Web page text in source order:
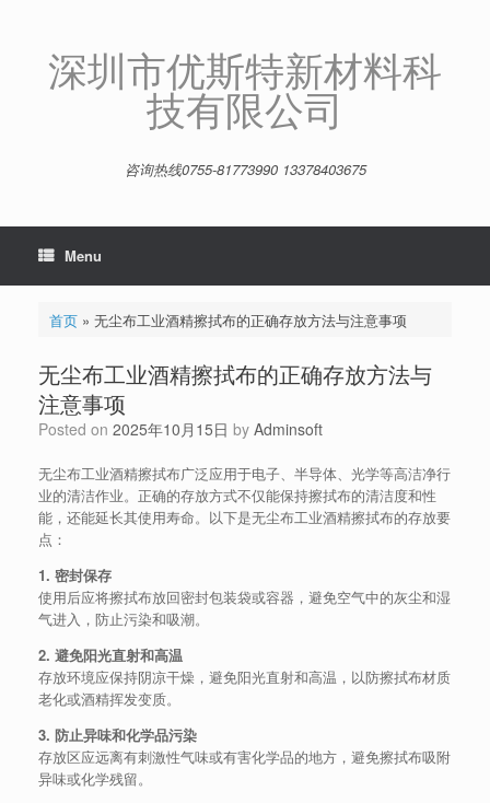
深圳市优斯特新材料科
技有限公司
咨询热线0755-81773990 13378403675
Menu
首页» 无尘布工业酒精擦拭布的正确存放方法与注意事项
无尘布工业酒精擦拭布的正确存放方法与
注意事项
Posted on 2025年10月15日 by Adminsoft
无尘布工业酒精擦拭布广泛应用于电子、半导体、光学等高洁净行
业的清洁作业。正确的存放方式不仅能保持擦拭布的清洁度和性
能，还能延长其使用寿命。以下是无尘布工业酒精擦拭布的存放要
点：
1. 密封保存
使用后应将擦拭布放回密封包装袋或容器，避免空气中的灰尘和湿
气进入，防止污染和吸潮。
2. 避免阳光直射和高温
存放环境应保持阴凉干燥，避免阳光直射和高温，以防擦拭布材质
老化或酒精挥发变质。
3. 防止异味和化学品污染
存放区应远离有刺激性气味或有害化学品的地方，避免擦拭布吸附
异味或化学残留。